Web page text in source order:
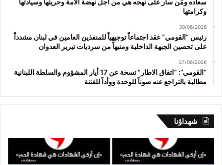
سعاده ومَن سار على نهجه هي من أجل نهضة الأمة وحريتها وسيادتها
وكرامتها
30/06/2026
رئيس “القومي” عقد اجتماعاً توجيهياً للمنفذين العامين في لبنان مشدداً
على تحصين الجبهة الداخلية ومنبهاً من سرديات تبرير العدوان
27/06/2026
“القومي”: “اتفاق الاطار” نسخة عن 17 أيار المشؤوم والسلطة اللبنانية
مطالبة بالتراجع عنه صوناً للوحدة ووأداً للفتنة
شهداؤنا